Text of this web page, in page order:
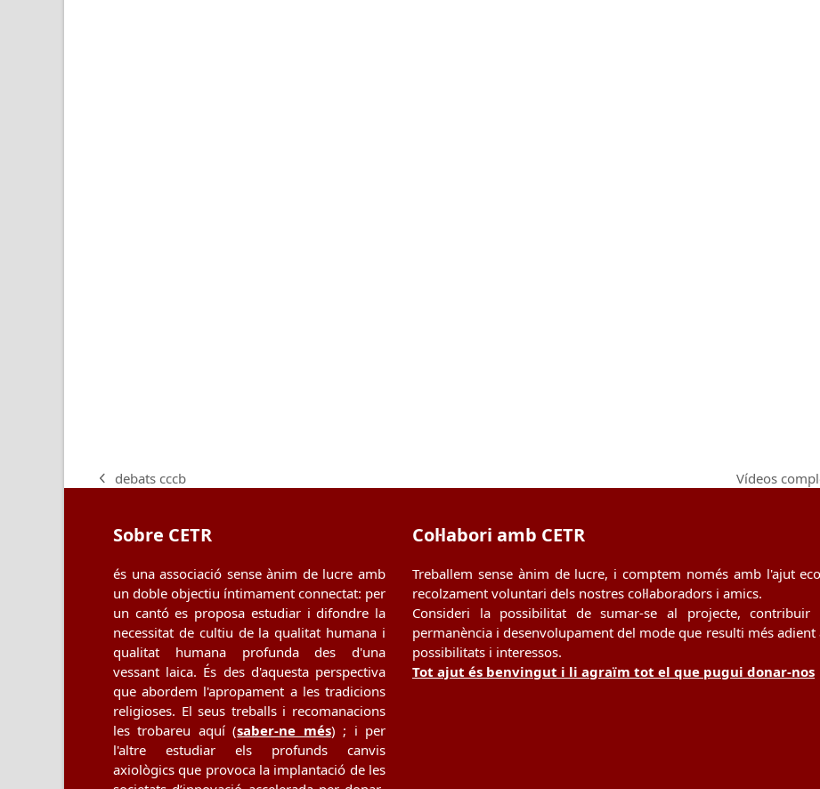
previous
debats cccb
next
Vídeos
Sobre CETR
és una associació sense ànim de lucre amb
un doble objectiu íntimament connectat: per
un cantó es proposa estudiar i difondre la
necessitat de cultiu de la qualitat humana i
qualitat humana profunda des d'una
vessant laica. És des d'aquesta perspectiva
que abordem l'apropament a les tradicions
religioses. El seus treballs i recomanacions
les trobareu aquí (saber-ne més) ; i per
l'altre estudiar els profunds canvis
axiològics que provoca la implantació de les
Col·labori amb CETR
Treballem sense ànim de lucre, i comptem només amb l'ajut
recolzament voluntari dels nostres col·laboradors i amics.
Consideri la possibilitat de sumar-se al projecte,
permanència i desenvolupament del mode que resulti més adient
possibilitats i interessos.
Tot ajut és benvingut i li agraïm tot el que pugui donar-nos